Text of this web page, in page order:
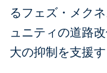
るフェズ・メク
ュニティの道路
大の抑制を支援